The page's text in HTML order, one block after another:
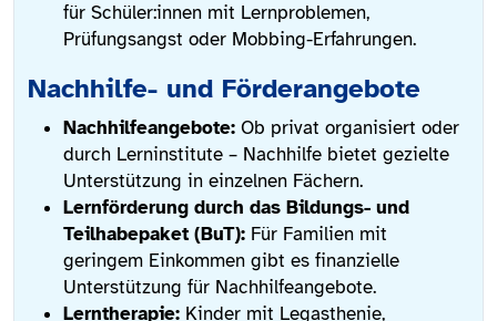
für Schüler:innen mit Lernproblemen,
Prüfungsangst oder Mobbing-Erfahrungen.
Nachhilfe- und Förderangebote
Nachhilfeangebote: Ob privat organisiert oder
durch Lerninstitute – Nachhilfe bietet gezielte
Unterstützung in einzelnen Fächern.
Lernförderung durch das Bildungs- und
Teilhabepaket (BuT): Für Familien mit
geringem Einkommen gibt es finanzielle
Unterstützung für Nachhilfeangebote.
Lerntherapie: Kinder mit Legasthenie,